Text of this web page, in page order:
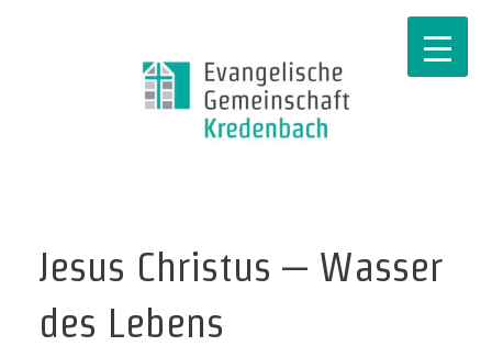
Jesus Christus – Wasser
des Lebens